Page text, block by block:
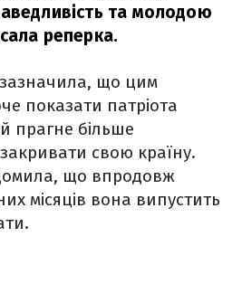
та молодою
реперка.
що цим
показати патріота
прагне більше
свою країну.
що впродовж
місяців вона випустить